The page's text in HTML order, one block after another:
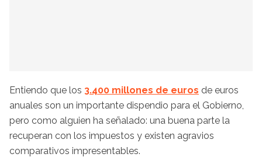
Entiendo que los 3.400 millones de euros de euros
anuales son un importante dispendio para el Gobierno,
pero como alguien ha señalado: una buena parte la
recuperan con los impuestos y existen agravios
comparativos impresentables.